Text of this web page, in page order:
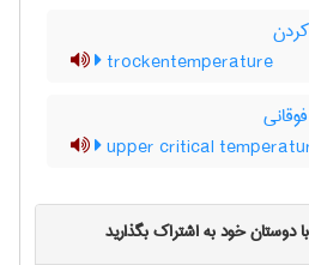
trockentemperature
upper critical
دوستان خود به اشتراک بگذارید